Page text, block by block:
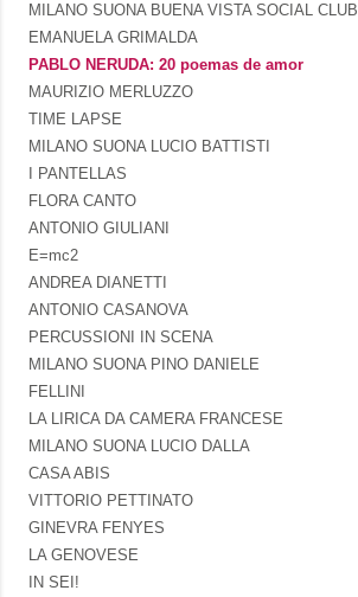
MILANO SUONA BUENA VISTA SOCIAL CLUB
EMANUELA GRIMALDA
PABLO NERUDA: 20 poemas de amor
MAURIZIO MERLUZZO
TIME LAPSE
MILANO SUONA LUCIO BATTISTI
I PANTELLAS
FLORA CANTO
ANTONIO GIULIANI
E=mc2
ANDREA DIANETTI
ANTONIO CASANOVA
PERCUSSIONI IN SCENA
MILANO SUONA PINO DANIELE
FELLINI
LA LIRICA DA CAMERA FRANCESE
MILANO SUONA LUCIO DALLA
CASA ABIS
VITTORIO PETTINATO
GINEVRA FENYES
LA GENOVESE
IN SEI!